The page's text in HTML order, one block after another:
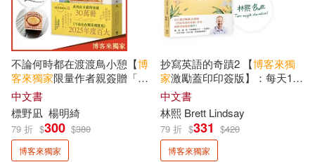
亞歷珊卓‧米契林斯卡(2)
亞當．格蘭特(2)
佐佐木讓（Sasaki Joh）(2)
佐藤究(2) 何立安(2)
一葦文思(2) 三悅文化(2)
二魚文化(2) 人人出版(2)
信誼基金出版社(2)
允晨文化(2) 前衛(2)
不論何時都在渡渡鳥小憩【博
客來獨家限量作者親簽贈「壓
克力便條夾」】
中文書
標野凪 楊明綺
79 折 $300 $380
博客來獨家
抄寫英語的奇蹟2 【博客來獨
家激勵蓋印印簽版】：每天10
分鐘，英文更熟練、內在更強
韌
中文書
林熙 Brett Lindsay
79 折 $331 $420
博客來獨家